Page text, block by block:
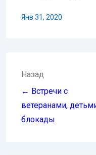
Янв 31, 2020
Навигация
по
записям
Назад
← Встречи с
ветеранами,
блокады